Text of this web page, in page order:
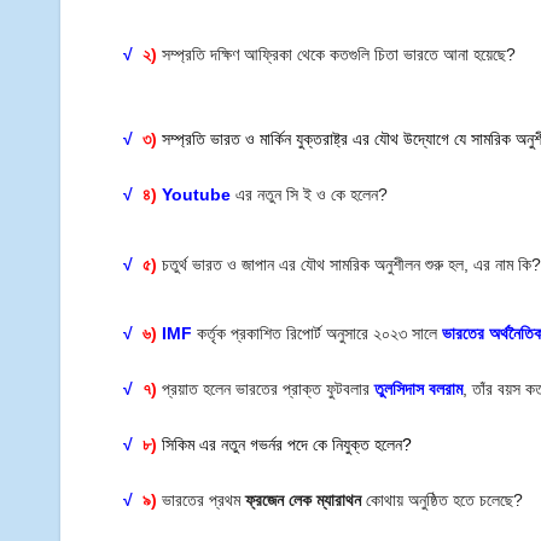
√ ২) সম্প্রতি দক্ষিণ আফ্রিকা থেকে কতগুলি চিতা ভারতে আনা হয়েছে?
√ ৩) সম্প্রতি ভারত ও মার্কিন যুক্তরাষ্ট্র এর যৌথ উদ্যোগে যে সামরিক
√ ৪) Youtube এর নতুন সি ই ও কে হলেন?
√ ৫) চতুর্থ ভারত ও জাপান এর যৌথ সামরিক অনুশীলন শুরু হল, এর নাম
√ ৬) IMF কর্তৃক প্রকাশিত রিপোর্ট অনুসারে ২০২৩ সালেভারতের
√ ৭) প্রয়াত হলেন ভারতের প্রাক্ত ফুটবলারতুলসিদাস বলরাম, তাঁর বয়স
√ ৮) সিকিম এর নতুন গভর্নর পদে কে নিযুক্ত হলেন?
√ ৯) ভারতের প্রথমফ্রজেন লেক ম্যারাথনকোথায় অনুষ্ঠিত হতে চলেছে?